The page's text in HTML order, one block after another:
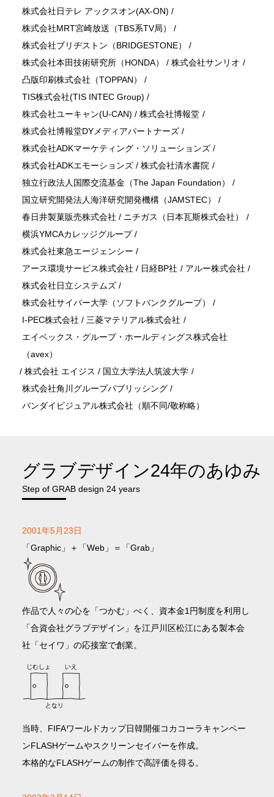
株式会社日テレ アックスオン(AX-ON) /
株式会社MRT宮崎放送（TBS系TV局）
/
株式会社ブリヂストン（BRIDGESTONE）
/
株式会社本田技術研究所（HONDA）
/ 株式会社サンリオ /
凸版印刷株式会社（TOPPAN）
/
TIS株式会社(TIS INTEC Group) /
株式会社ユーキャン(U-CAN) / 株式会社博報堂 /
株式会社博報堂DYメディアパートナーズ /
株式会社ADKマーケティング・ソリューションズ /
株式会社ADKエモーションズ / 株式会社清水書院 /
独立行政法人国際交流基金（The Japan Foundation）
/
国立研究開発法人海洋研究開発機構（JAMSTEC）
/
春日井製菓販売株式会社 / ニチガス（日本瓦斯株式会社）
/
横浜YMCAカレッジグループ /
株式会社東急エージェンシー /
アース環境サービス株式会社 / 日経BP社 / アルー株式会社 /
株式会社日立システムズ /
株式会社サイバー大学（ソフトバンクグループ）
/
I-PEC株式会社 / 三菱マテリアル株式会社 /
エイベックス・グループ・ホールディングス株式会社
（avex）
/ 株式会社 エイジス / 国立大学法人筑波大学 /
株式会社角川グループパブリッシング /
バンダイビジュアル株式会社（順不同/敬称略）
グラブデザイン24年のあゆみ
Step of GRAB design 24 years
2001年5月23日
「Graphic」＋「Web」＝「Grab」
作品で人々の心を「つかむ」べく、資本金1円制度を利用し
「合資会社グラブデザイン」を江戸川区松江にある製本会
社「セイワ」の応接室で創業。
当時、FIFAワールドカップ日韓開催コカコーラキャンペー
ンFLASHゲームやスクリーンセイバーを作成。
本格的なFLASHゲームの制作で高評価を得る。